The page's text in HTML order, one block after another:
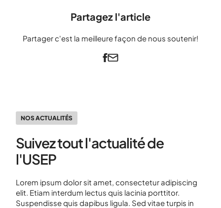
Partagez l'article
Partager c'est la meilleure façon de nous soutenir!
NOS ACTUALITÉS
Suivez tout l'actualité de
l'USEP
Lorem ipsum dolor sit amet, consectetur adipiscing
elit. Etiam interdum lectus quis lacinia porttitor.
Suspendisse quis dapibus ligula. Sed vitae turpis in